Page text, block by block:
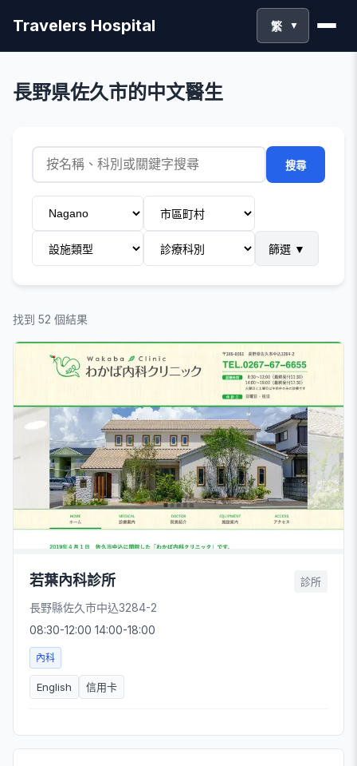
Travelers Hospital 繁 ▼
長野県佐久市的中文醫生
搜尋
篩選 ▼
找到 52 個結果
若葉內科診所 診所
長野縣佐久市中込3284-2
08:30-12:00 14:00-18:00
內科
English 信用卡